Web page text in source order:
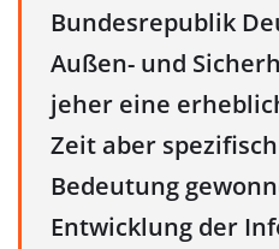
Bundesrepublik
Außen- und
jeher eine
Zeit aber
Bedeutung
Entwicklung der